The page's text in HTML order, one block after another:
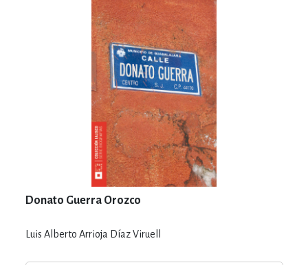
Donato Guerra Orozco
Luis Alberto Arrioja Díaz Viruell